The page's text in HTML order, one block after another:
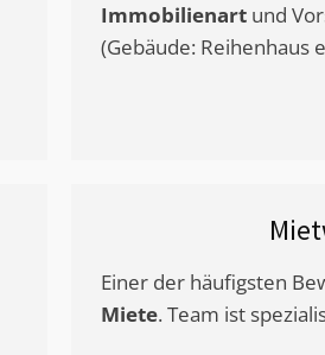
Immobilienart und
(Gebäude: Reihenhaus
Einer der häufigsten
Miete. Team ist